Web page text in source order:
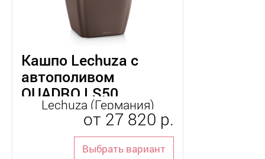
Кашпо Lechuza с
автополивом
QUADRO LS50
Lechuza (Германия)
от 27 820 р.
Выбрать вариант